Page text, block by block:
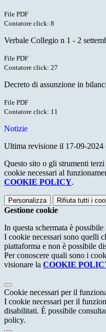
File PDF
Contatore click: 8
Verbale Collegio n 1 - 2
File PDF
Contatore click: 27
Decreto di assunzione in
File PDF
Contatore click: 11
Notizie
Ultima revisione il 17-09-2024
Questo sito o gli strumenti
cookie necessari al
COOKIE POLICY.
Personalizza Rifiuta tutti i
Gestione cookie
In questa schermata è
I cookie necessari sono quelli
piattaforma e non è possibile
Per conoscere quali sono i
visionare la COOKIE
Cookie necessari per il
I cookie necessari per il
disabilitati. È possibile
policy.